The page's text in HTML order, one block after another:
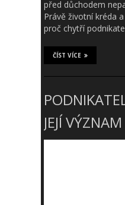
před důchodem
Právě životní kréda
proč chytří
ČÍST VÍCE
JEJÍ VÝZNAM